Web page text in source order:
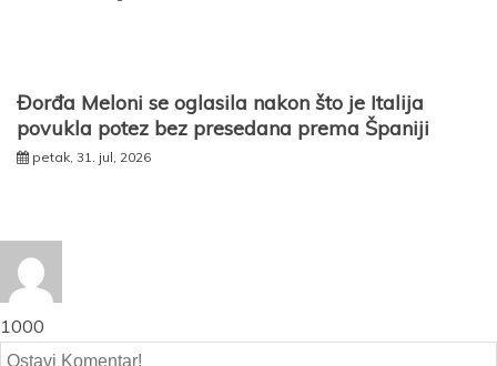
Đorđa Meloni se oglasila nakon što je Italija
povukla potez bez presedana prema Španiji
petak, 31. jul, 2026
1000